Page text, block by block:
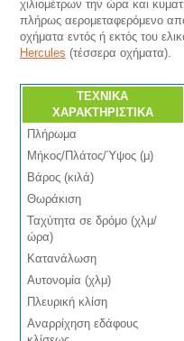
χιλιομέτρων την ώρα και
πλήρως αερομεταφερόμενο
οχήματα εντός ή εκτός του
Hercules (τέσσερα οχήματα).
ΤΕΧΝΙΚΑ
ΧΑΡΑΚΤΗΡΙΣΤΙΚΑ
Πλήρωμα
Μήκος/Πλάτος/Ύψος (μ)
Βάρος (κιλά)
Θωράκιση
Ταχύτητα σε δρόμο (χλμ/
ώρα)
Κατανάλωση
Αυτονομία (χλμ)
Πλευρική κλίση
Αναρρίχηση εδάφους